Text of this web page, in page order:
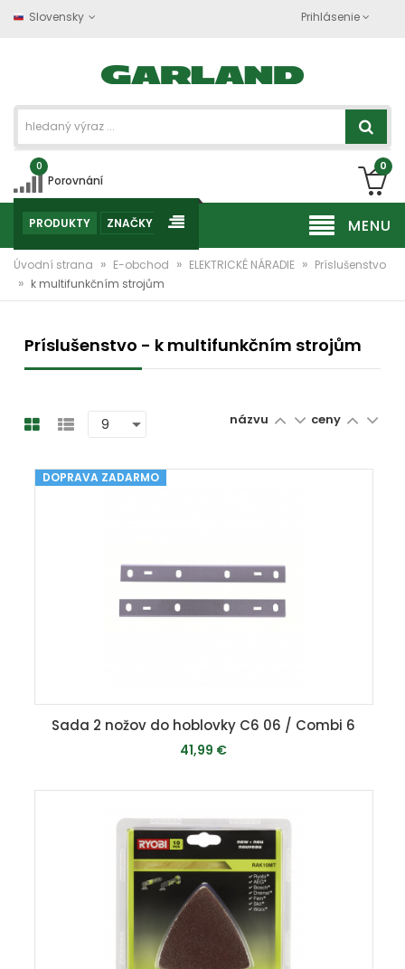
Slovensky Prihlásenie
0
Porovnání
0
MENU
PRODUKTY ZNAČKY
Úvodní strana » E-obchod » ELEKTRICKÉ NÁRADIE » Príslušenstvo
» k multifunkčním strojům
Príslušenstvo - k multifunkčním strojům
názvu ceny
DOPRAVA ZADARMO
Sada 2 nožov do hoblovky C6 06 / Combi 6
41,99 €